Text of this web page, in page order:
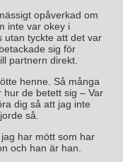
opåverkad om
inte var okey i
utan tyckte att det var
sig för
partnern direkt.
henne. Så många
de betett sig – Var
dig så att jag inte
så.
har mött som har
och han är han.